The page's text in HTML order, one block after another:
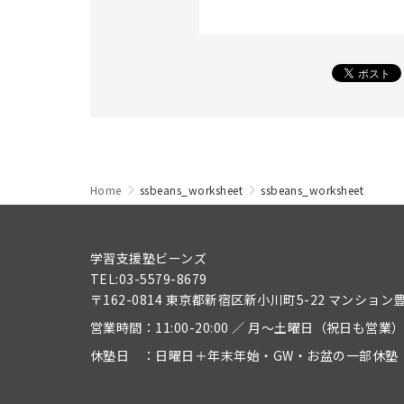
Home ssbeans_worksheet ssbeans_worksheet
学習支援塾ビーンズ
TEL:03-5579-8679
〒162-0814 東京都新宿区新小川町5-22 マンション
営業時間：11:00-20:00 ／ 月～土曜日（祝日も営業）
休塾日 ：日曜日＋年末年始・GW・お盆の一部休